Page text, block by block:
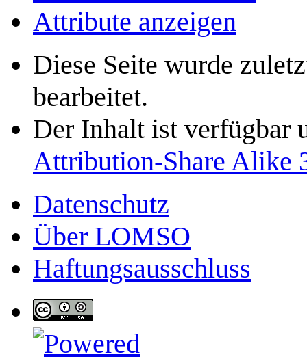
Attribute anzeigen
Diese Seite wurde
bearbeitet.
Der Inhalt ist verfügbar
Attribution-Share Alike
Datenschutz
Über LOMSO
Haftungsausschluss